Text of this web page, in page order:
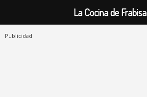
Publicidad
La Cocina de Frabisa